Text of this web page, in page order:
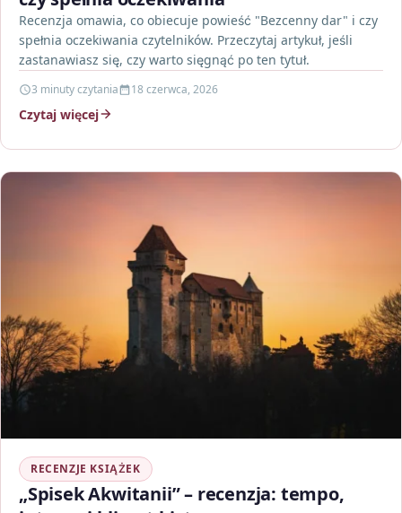
Recenzja omawia, co obiecuje powieść "Bezcenny dar" i czy
spełnia oczekiwania czytelników. Przeczytaj artykuł, jeśli
zastanawiasz się, czy warto sięgnąć po ten tytuł.
3 minuty czytania 18 czerwca, 2026
Czytaj więcej
RECENZJE KSIĄŻEK
„Spisek Akwitanii” – recenzja: tempo,